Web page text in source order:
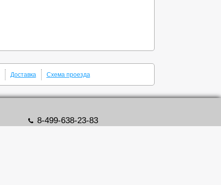
Доставка Схема проезда
8-499-638-23-83